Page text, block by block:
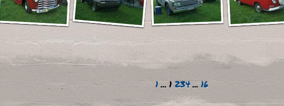
1 ...1 234...16